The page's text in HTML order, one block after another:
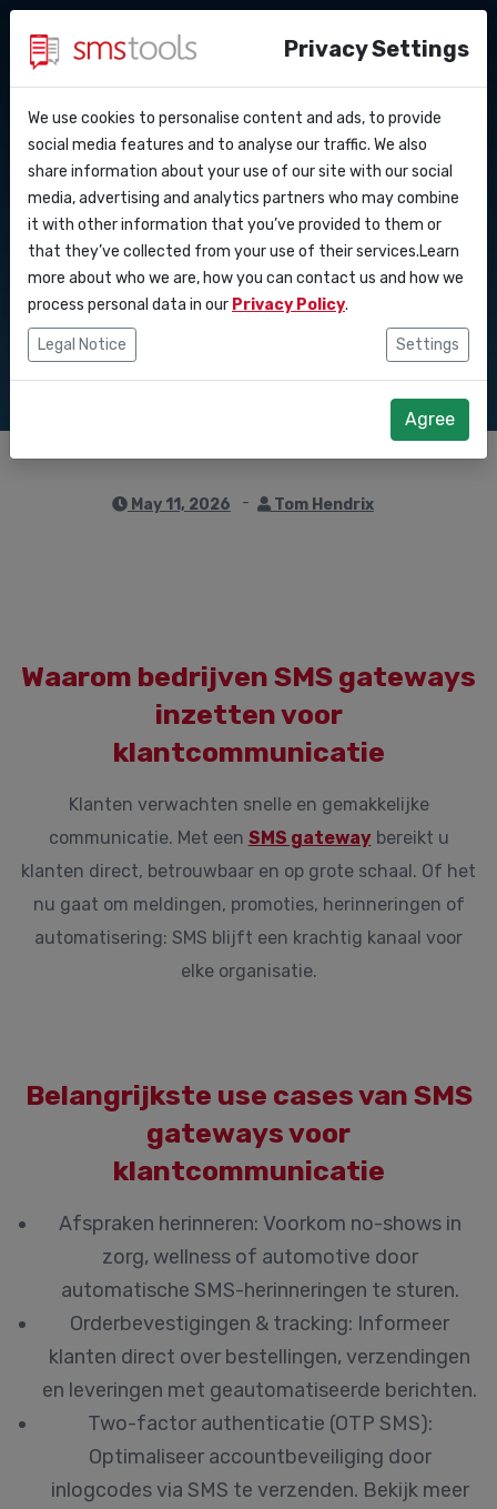
API Docs
Webhooks
Integraties
Zapier
Waarom smstools?
Blog
Service level agreement
Contact
Een offerte aanvragen
SMS gateway
toepassingen voor
klantcommunicatie
May 11, 2026 Tom Hendrix
Waarom bedrijven SMS gateways
inzetten voor
klantcommunicatie
Klanten verwachten snelle en gemakkelijke
communicatie. Met een SMS gatewaybereikt u
klanten direct, betrouwbaar en op grote schaal. Of het
nu gaat om meldingen, promoties, herinneringen of
automatisering: SMS blijft een krachtig kanaal voor
elke organisatie.
Belangrijkste use cases van SMS
gateways voor
klantcommunicatie
Afspraken herinneren: Voorkom no-shows in
zorg, wellness of automotive door
automatische SMS-herinneringen te sturen.
Orderbevestigingen & tracking: Informeer
klanten direct over bestellingen, verzendingen
en leveringen met geautomatiseerde berichten.
Two-factor authenticatie (OTP SMS):
Optimaliseer accountbeveiliging door
inlogcodes via SMS te verzenden. Bekijk meer
Privacy Settings
We use cookies to personalise content and ads, to provide
social media features and to analyse our traffic. We also
share information about your use of our site with our social
media, advertising and analytics partners who may combine
it with other information that you’ve provided to them or
that they’ve collected from your use of their services.Learn
more about who we are, how you can contact us and how we
process personal data in our Privacy Policy.
Legal Notice Settings
Agree